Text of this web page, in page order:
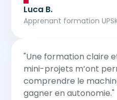
Luca B.
Apprenant formation
"Une formation claire
mini-projets m’ont
comprendre le
gagner en autonomie."